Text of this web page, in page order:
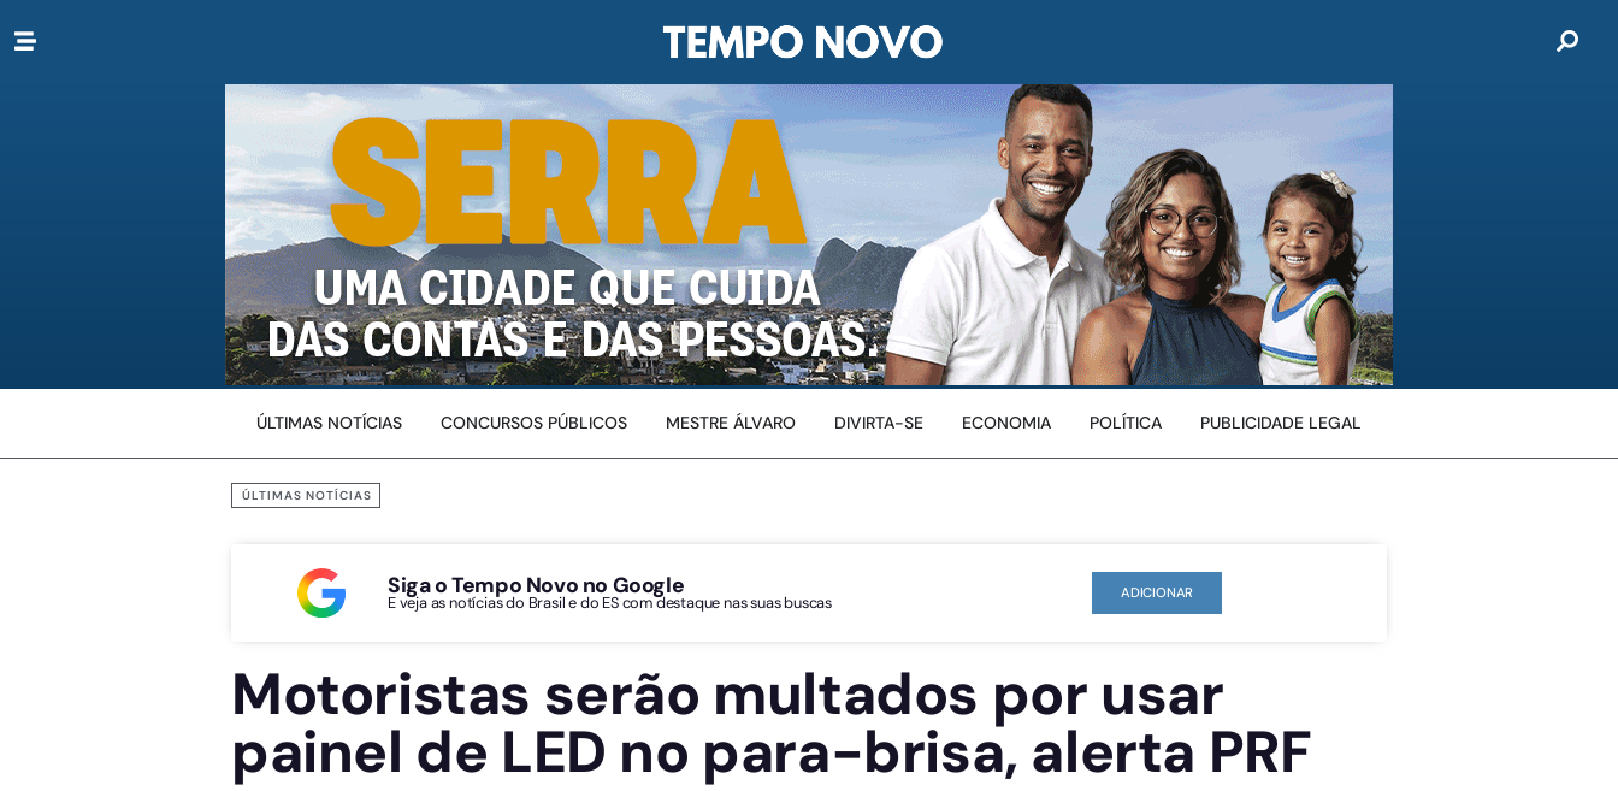
ÚLTIMAS NOTÍCIAS CONCURSOS PÚBLICOS MESTRE ÁLVARO DIVIRTA-SE ECONOMIA POLÍTICA PUBLICIDADE LEGAL
ÚLTIMAS NOTÍCIAS
Siga o Tempo Novo no Google
E veja as notícias do Brasil e do ES com destaque nas suas buscas ADICIONAR
Motoristas serão multados por usar
painel de LED no para-brisa, alerta PRF